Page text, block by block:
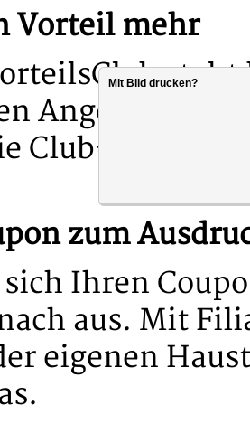
Vorteil mehr
Angehörigen
Club-
zum
sich Ihren
aus. Mit
eigenen
Mit Bild drucken?